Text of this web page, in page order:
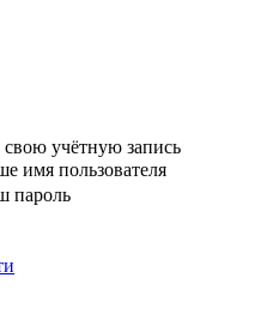
учётную запись
имя пользователя
пароль